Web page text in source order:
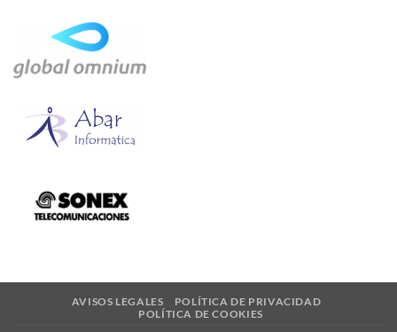
AVISOS LEGALES
POLÍTICA DE PRIVACIDAD
POLÍTICA DE COOKIES